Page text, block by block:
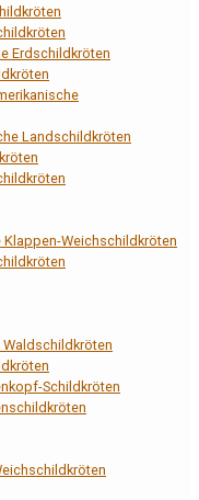
Erdschildkröten
Landschildkröten
Weichschildkröten
Schildkröten